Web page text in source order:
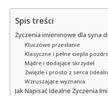
Spis treści
Życzenia imieninowe dla syna
Kluczowe przesłanie
Klasyczne i pełne ciepła
Mądre i dodające skrzydeł
Zwięzłe i prosto z serca
Wzruszające wyznania
Jak Napisać Idealne Życzenia